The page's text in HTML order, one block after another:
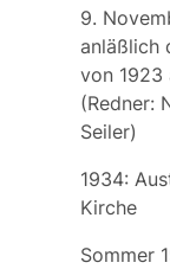
9.
anläßlich
von 1923
(Redner:
Seiler)
1934:
Kirche
Sommer